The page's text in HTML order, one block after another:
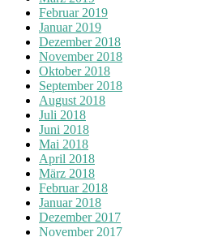
Februar 2019
Januar 2019
Dezember 2018
November 2018
Oktober 2018
September 2018
August 2018
Juli 2018
Juni 2018
Mai 2018
April 2018
März 2018
Februar 2018
Januar 2018
Dezember 2017
November 2017